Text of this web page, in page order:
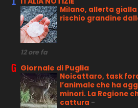
Milano, allerta
rischio grandine
12 ore fa
Giornale di Puglia
Noicattaro, task
l’animale che ha
minori. La Regione
cattura -